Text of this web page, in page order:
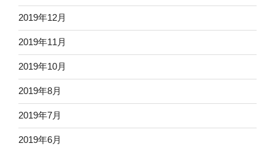
2019年12月
2019年11月
2019年10月
2019年8月
2019年7月
2019年6月